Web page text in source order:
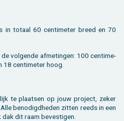
in to­taal 60 cen­ti­me­ter breed en 70
vol­gen­de af­me­tin­gen: 100 cen­ti­me­
18 cen­ti­me­ter hoog.
te plaat­sen op jouw pro­ject, zeker
be­no­digd­he­den zit­ten reeds in een
dit raam be­ves­ti­gen.